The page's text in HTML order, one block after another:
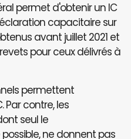
permet d'obtenir un IC
capacitaire sur
avant juillet 2021 et
pour ceux délivrés à
permettent
Par contre, les
seul le
ne donnent pas